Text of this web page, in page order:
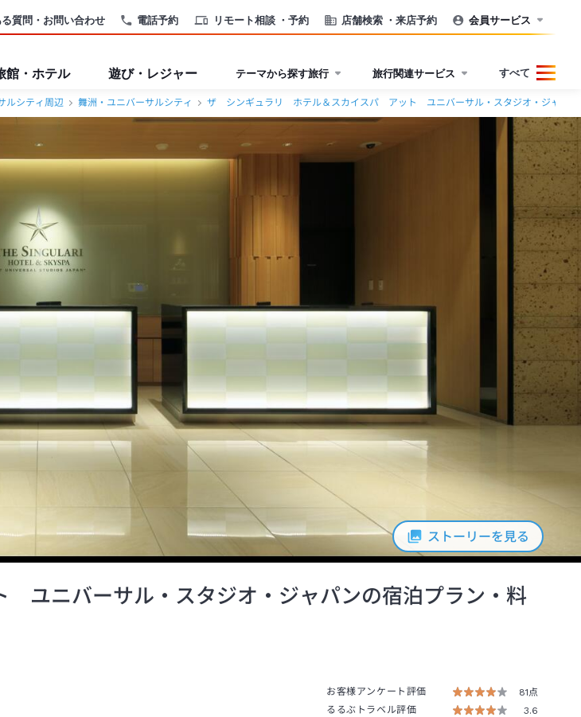
電話予約 リモート相談 ・予約 店舗検索 ・来店予約
る質問・お問い合わせ 会員サービス
館・ホテル 遊び・レジャー テーマから探す旅行 旅行関連サービス すべて
ルシティ周辺 舞洲・ユニバーサルシティ ザ シンギュラリ ホテル＆スカイスパ アット ユニバーサル・スタジオ・ジャパン
ストーリーを見る
ニバーサル・スタジオ・ジャパンの宿泊プラン・料
お客様アンケート評価
81点
るるぶトラベル評価
3.6